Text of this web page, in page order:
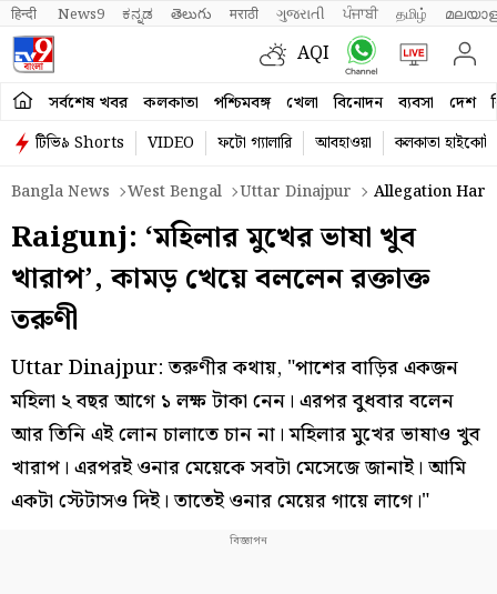
हिन्दी News9 ಕನ್ನಡ తెలుగు मराठी ગુજરાતી ਪੰਜਾਬੀ தமிழ்
AQI
সর্বশেষ খবর কলকাতা পশ্চিমবঙ্গ খেলা বিনোদন ব্যবসা দেশ
টিভি৯ Shorts VIDEO ফটো গ্যালারি আবহাওয়া
কলকাতা হাইকোর্ট
Bangla News
West Bengal Uttar Dinajpur Allegation
Raigunj: ‘মহিলার মুখের ভাষা খুব
খারাপ’, কামড় খেয়ে বললেন রক্তাক্ত
তরুণী
Uttar Dinajpur: তরুণীর কথায়, "পাশের বাড়ির একজন
মহিলা ২ বছর আগে ১ লক্ষ টাকা নেন। এরপর বুধবার বলেন
আর তিনি এই লোন চালাতে চান না। মহিলার মুখের ভাষাও খুব
খারাপ। এরপরই ওনার মেয়েকে সবটা মেসেজে জানাই। আমি
একটা স্টেটাসও দিই। তাতেই ওনার মেয়ের গায়ে লাগে।"